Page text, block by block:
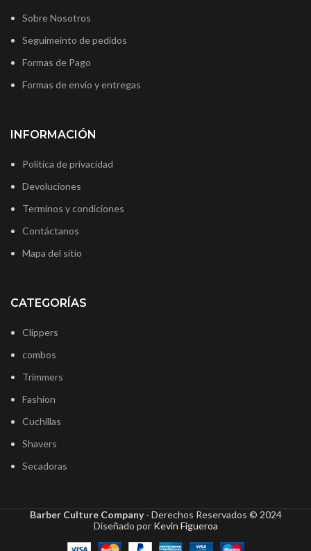
Sobre Nosotros
Seguimeinto de pedidos
Formas de Pago
Formas de envío y entregas
INFORMACIÓN
Política de privacidad
Devoluciones
Terminos y condiciones
Contáctanos
Mapa del sitio
CATEGORÍAS
Clippers
combos
Trimmers
Fashion
Cuchillas
Shavers
Secadoras
Barber Culture Company- Derechos Reservados © 2024
Diseñado por Kevin Figueroa